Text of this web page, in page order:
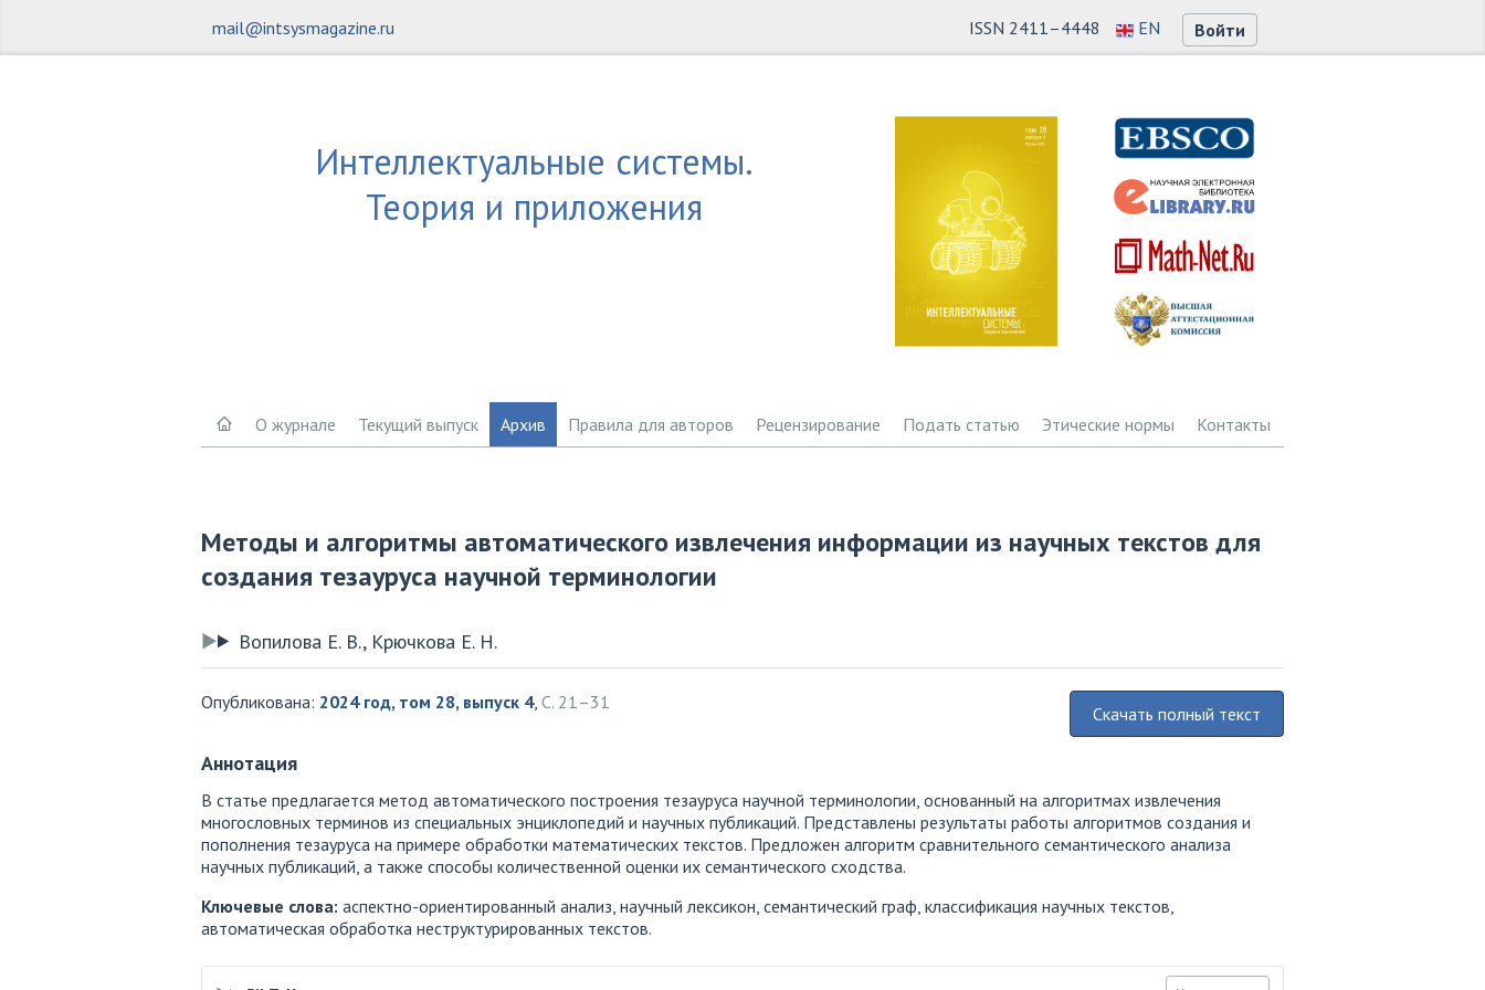
ISSN 2411–4448 EN
mail@intsysmagazine.ru Войти
Интеллектуальные системы.
Теория и приложения
О журнале Текущий выпуск Архив Правила для авторов Рецензирование Подать статью Этические нормы Контакты
Методы и алгоритмы автоматического извлечения информации из научных текстов для
создания тезауруса научной терминологии
Вопилова Е. В., Крючкова Е. Н.
Опубликована: 2024 год, том 28, выпуск 4, С. 21–31
Скачать полный текст
Аннотация
В статье предлагается метод автоматического построения тезауруса научной терминологии, основанный на алгоритмах извлечения
многословных терминов из специальных энциклопедий и научных публикаций. Представлены результаты работы алгоритмов создания и
пополнения тезауруса на примере обработки математических текстов. Предложен алгоритм сравнительного семантического анализа
научных публикаций, а также способы количественной оценки их семантического сходства.
Ключевые слова: аспектно-ориентированный анализ, научный лексикон, семантический граф, классификация научных текстов,
автоматическая обработка неструктурированных текстов.